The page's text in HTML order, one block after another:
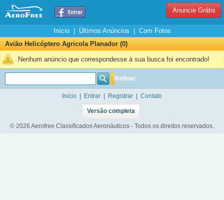
Anuncie Grátis
Início| Últimos Anúncios
Com Fotos
Avião Helicóptero Agricola Planador (0)
Nenhum anúncio que correspondesse à sua busca foi encontrado!
Refinar
Início Entrar Registrar Contato
Versão completa
© 2026 Aerofree Classificados Aeronáuticos - Todos os direitos reservados.